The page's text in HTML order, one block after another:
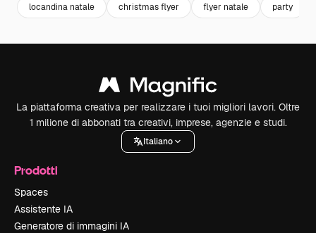
locandina natale christmas flyer flyer natale party
La piattaforma creativa per realizzare i tuoi migliori lavori. Oltre
1 milione di abbonati tra creativi, imprese, agenzie e studi.
Italiano
Prodotti
Spaces
Assistente IA
Generatore di immagini IA